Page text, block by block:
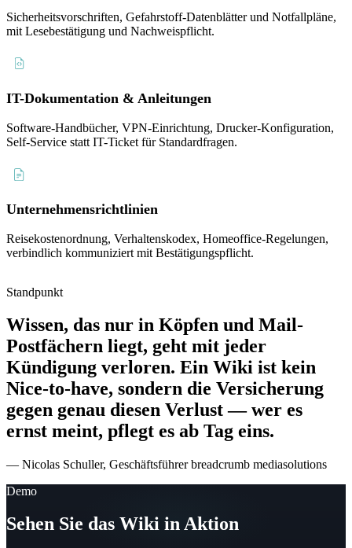
Sicherheitsvorschriften, Gefahrstoff-Datenblätter und Notfallpläne,
mit Lesebestätigung und Nachweispflicht.
IT-Dokumentation & Anleitungen
Software-Handbücher, VPN-Einrichtung, Drucker-Konfiguration,
Self-Service statt IT-Ticket für Standardfragen.
Unternehmensrichtlinien
Reisekostenordnung, Verhaltenskodex, Homeoffice-Regelungen,
verbindlich kommuniziert mit Bestätigungspflicht.
Standpunkt
Wissen, das nur in Köpfen und Mail-
Postfächern liegt, geht mit jeder
Kündigung verloren. Ein Wiki ist kein
Nice-to-have, sondern die Versicherung
gegen genau diesen Verlust — wer es
ernst meint, pflegt es ab Tag eins.
— Nicolas Schuller, Geschäftsführer breadcrumb mediasolutions
Demo
Sehen Sie das Wiki in Aktion